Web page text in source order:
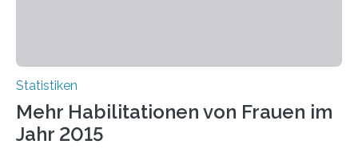
Statistiken
Mehr Habilitationen von Frauen im
Jahr 2015